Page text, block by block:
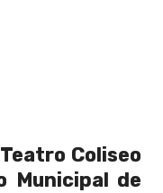
Teatro Coliseo
Municipal de